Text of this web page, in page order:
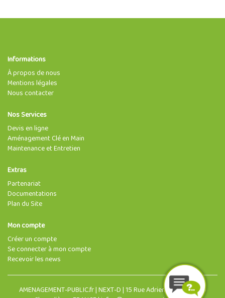
Informations
À propos de nous
Mentions légales
Nous contacter
Nos Services
Devis en ligne
Aménagement Clé en Main
Maintenance et Entretien
Extras
Partenariat
Documentations
Plan du Site
Mon compte
Créer un compte
Se connecter à mon compte
Recevoir les news
AMENAGEMENT-PUBLIC.fr | NEXT-D | 15 Rue Adrien Morin, 63400